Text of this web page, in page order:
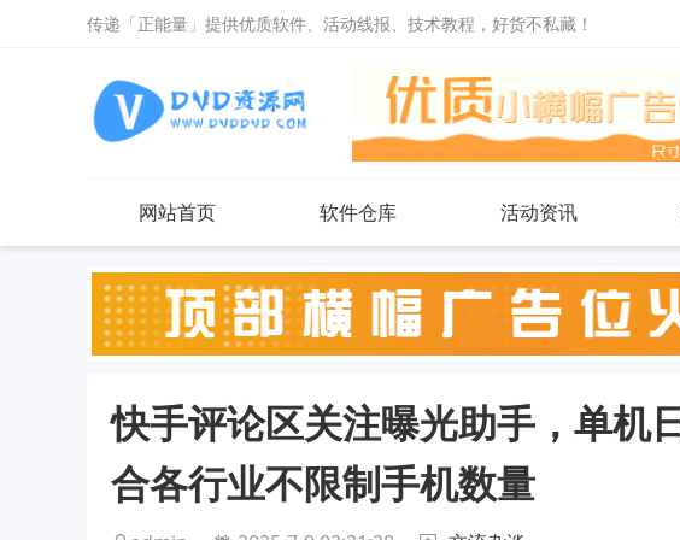
传递「正能量」提供优质软件、活动线报、技术教程，好货不私藏！
网站首页 软件仓库 活动资讯
快手评论区关注曝光助手，单机
合各行业不限制手机数量